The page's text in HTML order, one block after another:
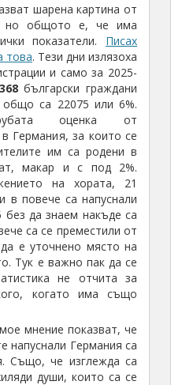
шарена картина от
но общото е, че има
показатели. Писах
това. Тези дни излязоха
и само за 2025-
български граждани
са 22075 или 6%.
оценка от
Германия, за които се
им са родени в
макар и с под 2%.
на хората, 21
в повече са напуснали
без да знаем накъде са
са се преместили от
е уточнено място на
Тук е важно пак да се
не отчита за
когато има също
мнение показват, че
напуснали Германия са
Също, че изглежда са
души, които са се